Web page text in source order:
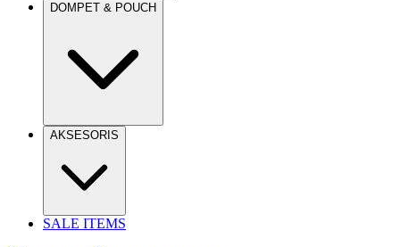
DOMPET & POUCH
AKSESORIS
SALE ITEMS